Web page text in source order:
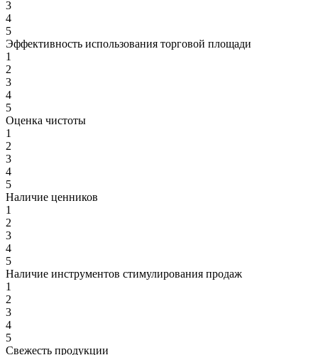
3
4
5
Эффективность использования торговой площади
1
2
3
4
5
Оценка чистоты
1
2
3
4
5
Наличие ценников
1
2
3
4
5
Наличие инструментов стимулирования продаж
1
2
3
4
5
Свежесть продукции